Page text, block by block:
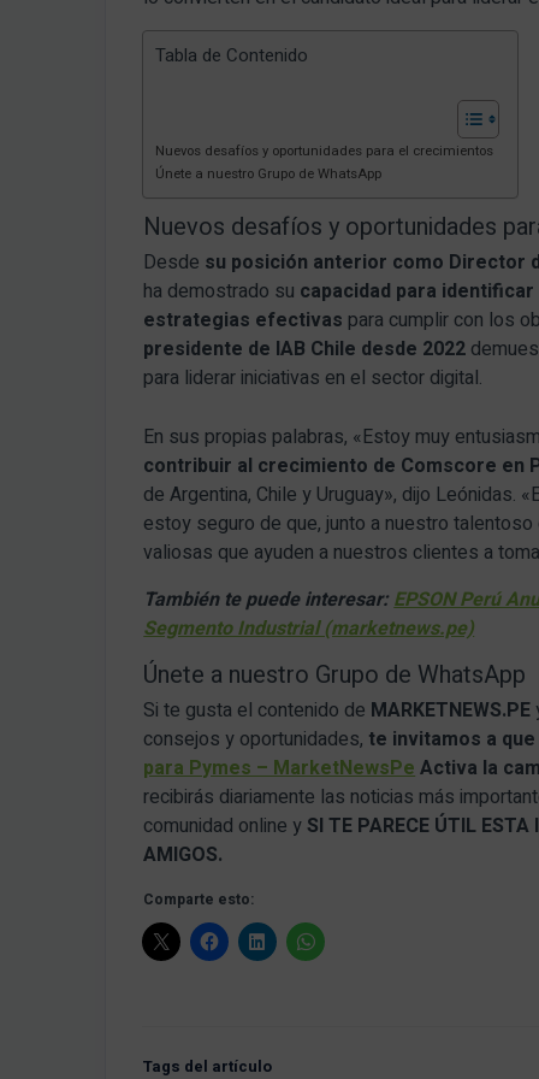
Tabla de Contenido
Nuevos desafíos y oportunidades para el crecimientos
Únete a nuestro Grupo de WhatsApp
Nuevos desafíos y oportunidades
Desde su posición anterior como Director
ha demostrado su capacidad para
estrategias efectivas para cumplir con los
presidente de IAB Chile desde 2022
para liderar iniciativas en el sector digital.
En sus propias palabras, «Estoy muy
contribuir al crecimiento de Comscore en
de Argentina, Chile y Uruguay», dijo Leónidas.
estoy seguro de que, junto a nuestro
valiosas que ayuden a nuestros clientes a
También te puede interesar:EPSON Perú
Segmento Industrial (marketnews.pe)
Únete a nuestro Grupo de WhatsApp
Si te gusta el contenido de MARKETNEWS.PE
consejos y oportunidades, te invitamos a
para Pymes – MarketNewsPeActiva la
recibirás diariamente las noticias más
comunidad online y SI TE PARECE ÚTIL
AMIGOS.
Comparte esto:
Tags del artículo